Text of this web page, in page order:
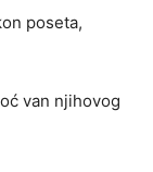
poseta,
van njihovog